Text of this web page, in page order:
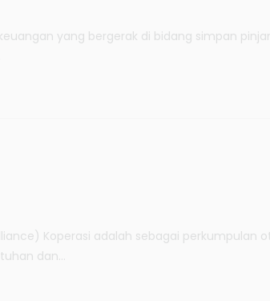
yang bergerak di bidang simpan
Koperasi adalah sebagai perkumpulan
dan...